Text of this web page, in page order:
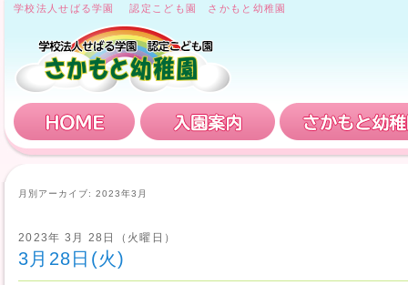
学校法人せばる学園 認定こども園 さかもと幼稚園
HOME 入園案内
月別アーカイブ: 2023年3月
2023年 3月 28日（火曜日）
3月28日(火)